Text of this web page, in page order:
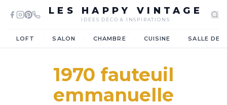
LES HAPPY VINTAGE
IDÉES DÉCO & INSPIRATIONS
LOFT SALON CHAMBRE CUISINE SALLE DE
1970 fauteuil
emmanuelle